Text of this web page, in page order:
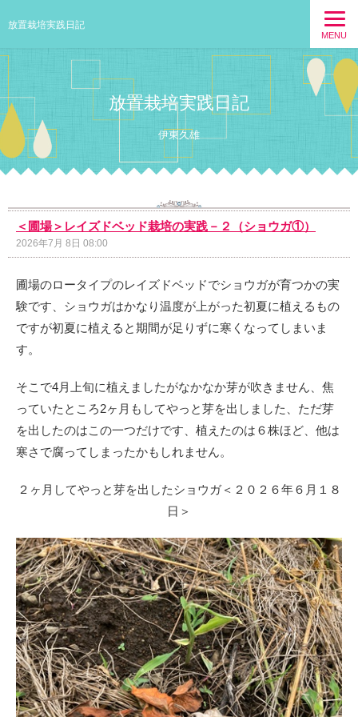
放置栽培実践日記
MENU
放置栽培実践日記
伊東久雄
＜圃場＞レイズドベッド栽培の実践－２（ショウガ①）
2026年7月 8日 08:00
圃場のロータイプのレイズドベッドでショウガが育つかの実
験です、ショウガはかなり温度が上がった初夏に植えるもの
ですが初夏に植えると期間が足りずに寒くなってしまいま
す。
そこで4月上旬に植えましたがなかなか芽が吹きません、焦
っていたところ2ヶ月もしてやっと芽を出しました、ただ芽
を出したのはこの一つだけです、植えたのは６株ほど、他は
寒さで腐ってしまったかもしれません。
２ヶ月してやっと芽を出したショウガ＜２０２６年６月１８
日＞